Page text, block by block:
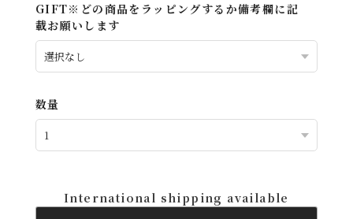
GIFT※どの商品をラッピングするか備考欄に記
載お願いします
数量
International shipping available